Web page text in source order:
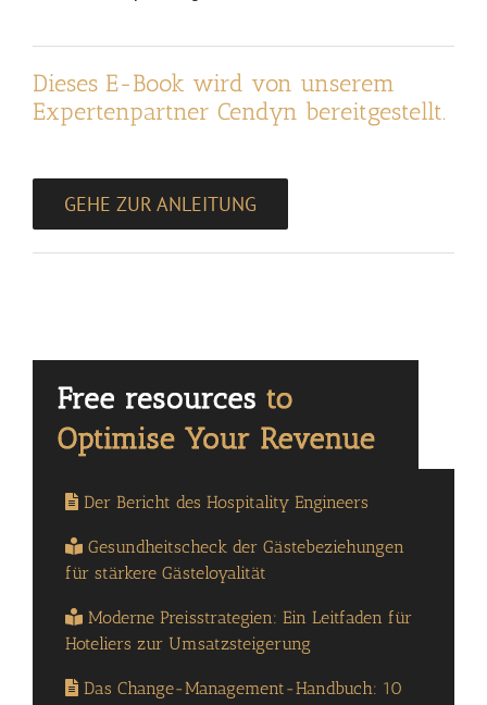
Dieses E-Book wird von unserem
Expertenpartner Cendyn bereitgestellt.
GEHE ZUR ANLEITUNG
Der Bericht des Hospitality Engineers
Gesundheitscheck der Gästebeziehungen
für stärkere Gästeloyalität
Moderne Preisstrategien: Ein Leitfaden für
Hoteliers zur Umsatzsteigerung
Das Change-Management-Handbuch: 10